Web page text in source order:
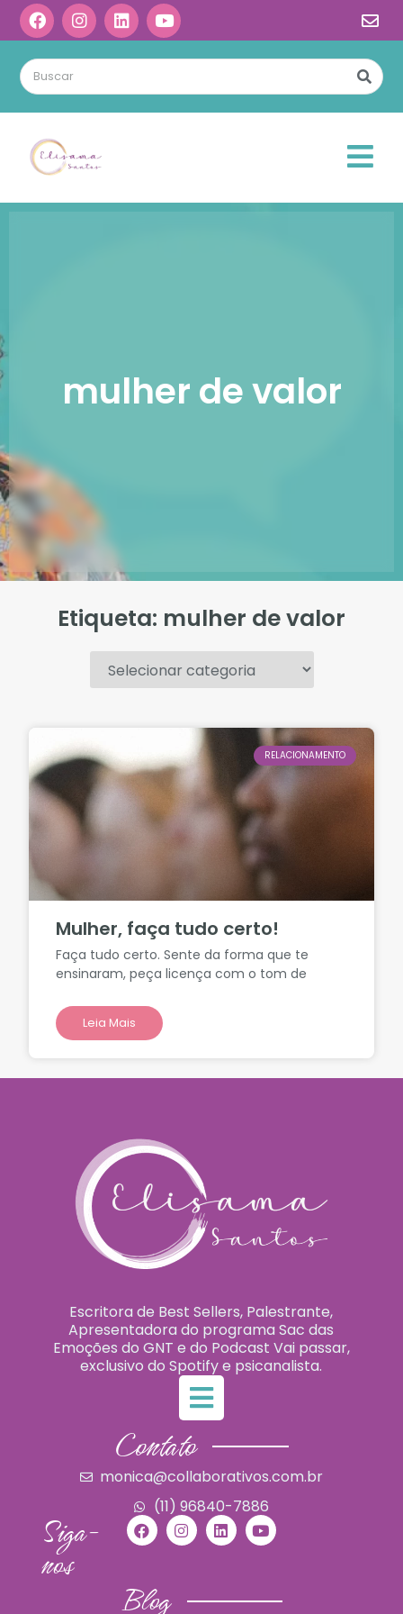
mulher de valor
Etiqueta: mulher de valor
.
RELACIONAMENTO
Mulher, faça tudo certo!
Faça tudo certo. Sente da forma que te
ensinaram, peça licença com o tom de
Leia Mais
Escritora de Best Sellers, Palestrante,
Apresentadora do programa Sac das
Emoções do GNT e do Podcast Vai passar,
exclusivo do Spotify e psicanalista.
Contato
monica@collaborativos.com.br
(11) 96840-7886
Siga-
nos
Blog